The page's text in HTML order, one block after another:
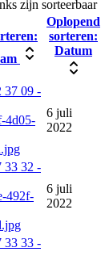
zijn sorteerbaar
Oplopend
sorteren:
Datum
37 09 -
4d05-
6 juli
2022
33 32 -
492f-
6 juli
2022
33 33 -